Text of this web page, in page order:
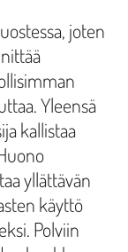
joten
Yleensä
kallistaa
yllättävän
käyttö
Polviin